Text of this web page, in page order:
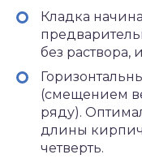
Кладка
без раствора,
(смещением
ряду).
длины
четверть.